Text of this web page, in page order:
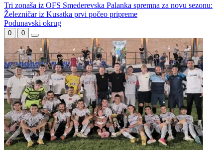
Tri zonaša iz OFS Smederevska Palanka spremna za novu sezonu:
Železničar iz Kusatka prvi počeo pripreme
Podunavski okrug
0 0